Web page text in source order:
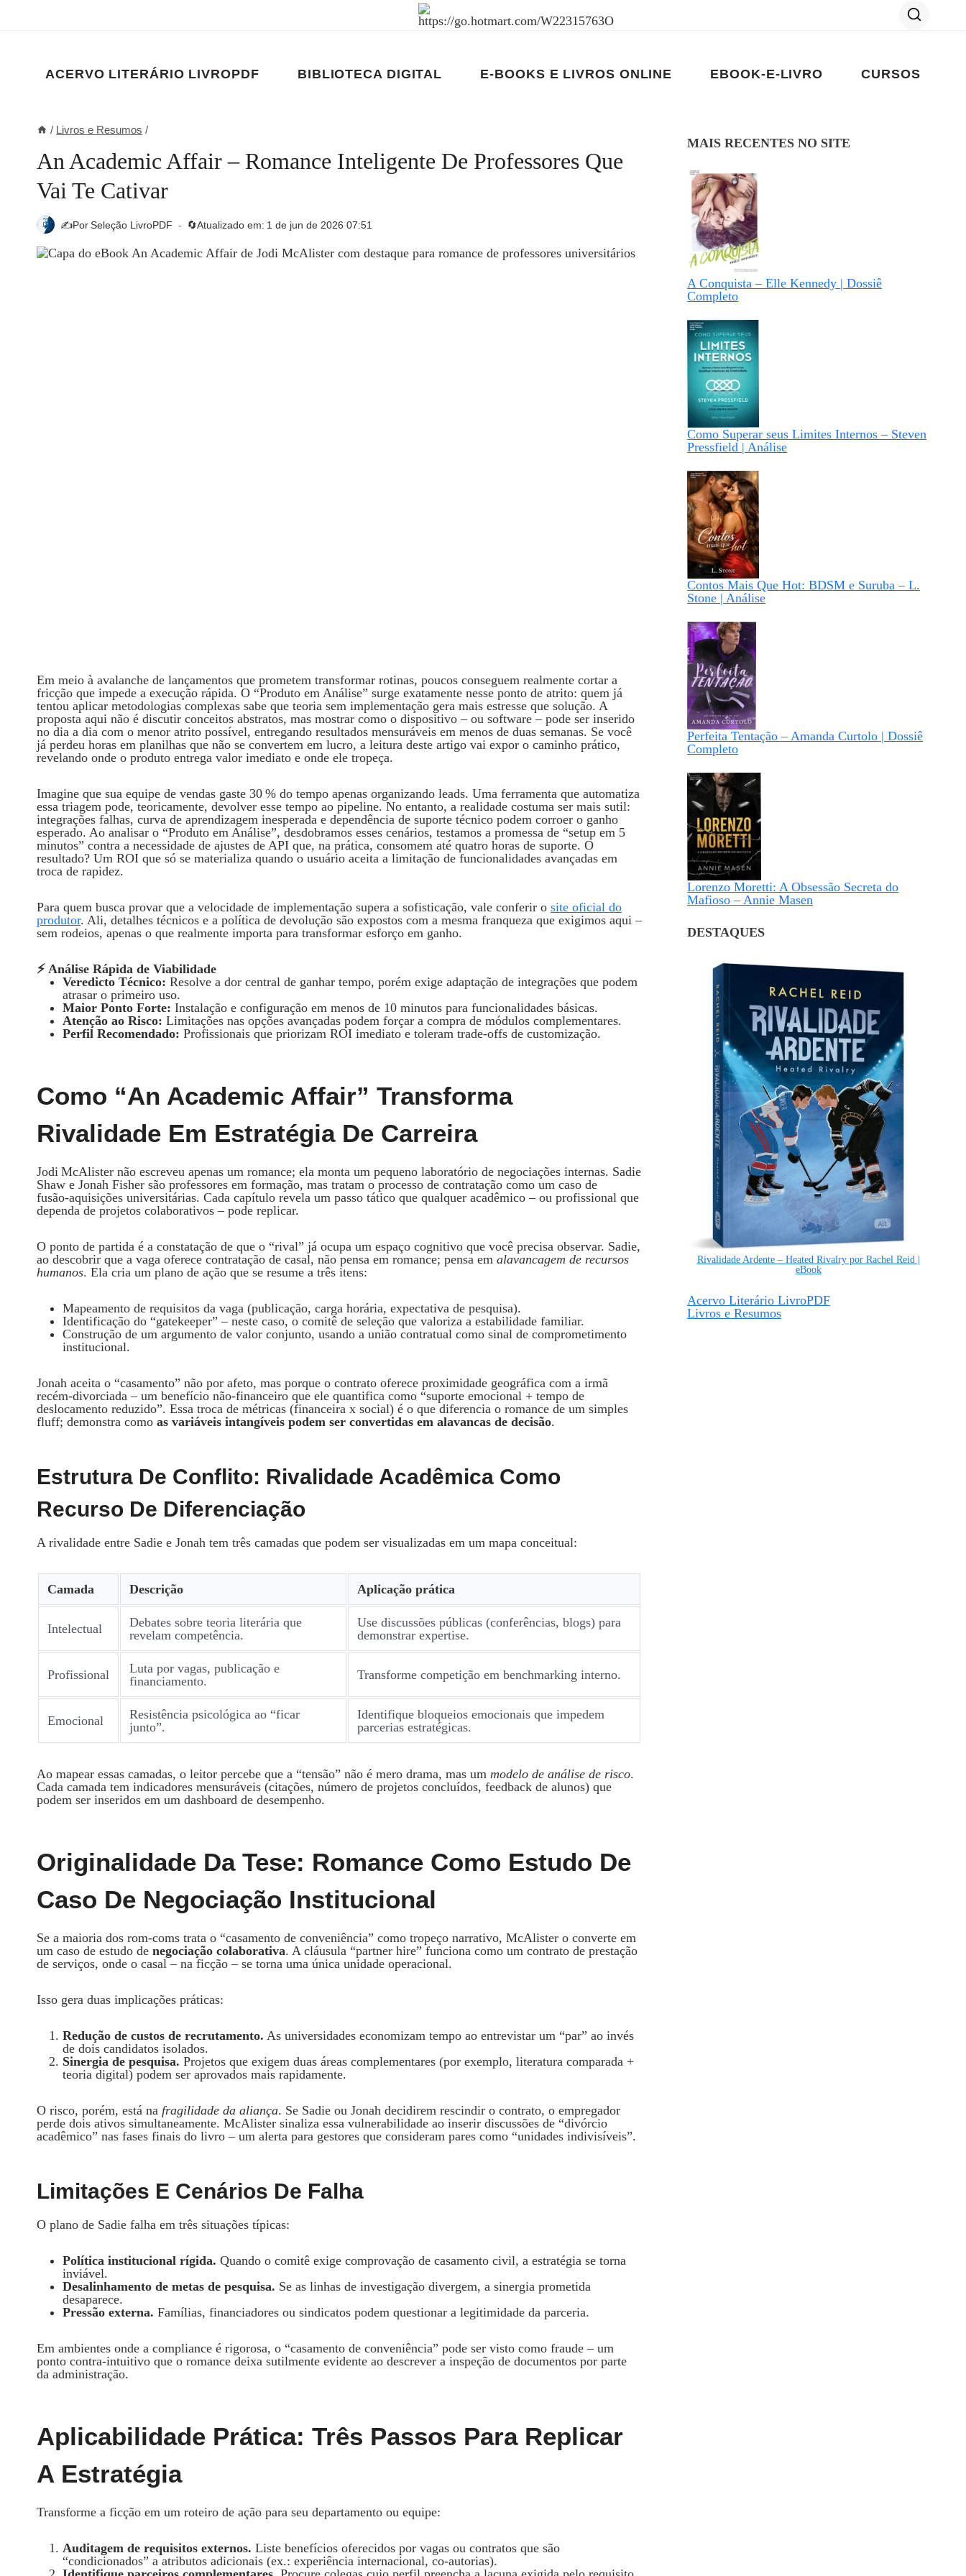
ACERVO LITERÁRIO LIVROPDF BIBLIOTECA DIGITAL E-BOOKS E LIVROS ONLINE EBOOK-E-LIVRO CURSOS
/ Livros e Resumos /
An Academic Affair – Romance Inteligente De Professores Que
Vai Te Cativar
✍️PorSeleção LivroPDF 🔄Atualizado em: 1 de jun de 2026 07:51
Em meio à avalanche de lançamentos que prometem transformar rotinas, poucos conseguem realmente cortar a
fricção que impede a execução rápida. O “Produto em Análise” surge exatamente nesse ponto de atrito: quem já
tentou aplicar metodologias complexas sabe que teoria sem implementação gera mais estresse que solução. A
proposta aqui não é discutir conceitos abstratos, mas mostrar como o dispositivo – ou software – pode ser inserido
no dia a dia com o menor atrito possível, entregando resultados mensuráveis em menos de duas semanas. Se você
já perdeu horas em planilhas que não se convertem em lucro, a leitura deste artigo vai expor o caminho prático,
revelando onde o produto entrega valor imediato e onde ele tropeça.
Imagine que sua equipe de vendas gaste 30 % do tempo apenas organizando leads. Uma ferramenta que automatiza
essa triagem pode, teoricamente, devolver esse tempo ao pipeline. No entanto, a realidade costuma ser mais sutil:
integrações falhas, curva de aprendizagem inesperada e dependência de suporte técnico podem corroer o ganho
esperado. Ao analisar o “Produto em Análise”, desdobramos esses cenários, testamos a promessa de “setup em 5
minutos” contra a necessidade de ajustes de API que, na prática, consomem até quatro horas de suporte. O
resultado? Um ROI que só se materializa quando o usuário aceita a limitação de funcionalidades avançadas em
troca de rapidez.
Para quem busca provar que a velocidade de implementação supera a sofisticação, vale conferir o site oficial do
produtor. Ali, detalhes técnicos e a política de devolução são expostos com a mesma franqueza que exigimos aqui –
sem rodeios, apenas o que realmente importa para transformar esforço em ganho.
⚡ Análise Rápida de Viabilidade
Veredicto Técnico: Resolve a dor central de ganhar tempo, porém exige adaptação de integrações que podem
atrasar o primeiro uso.
Maior Ponto Forte: Instalação e configuração em menos de 10 minutos para funcionalidades básicas.
Atenção ao Risco: Limitações nas opções avançadas podem forçar a compra de módulos complementares.
Perfil Recomendado: Profissionais que priorizam ROI imediato e toleram trade‑offs de customização.
Como “An Academic Affair” Transforma
Rivalidade Em Estratégia De Carreira
Jodi McAlister não escreveu apenas um romance; ela monta um pequeno laboratório de negociações internas. Sadie
Shaw e Jonah Fisher são professores em formação, mas tratam o processo de contratação como um caso de
fusão‑aquisições universitárias. Cada capítulo revela um passo tático que qualquer acadêmico – ou profissional que
dependa de projetos colaborativos – pode replicar.
O ponto de partida é a constatação de que o “rival” já ocupa um espaço cognitivo que você precisa observar. Sadie,
ao descobrir que a vaga oferece contratação de casal, não pensa em romance; pensa em alavancagem de recursos
humanos. Ela cria um plano de ação que se resume a três itens:
Mapeamento de requisitos da vaga (publicação, carga horária, expectativa de pesquisa).
Identificação do “gatekeeper” – neste caso, o comitê de seleção que valoriza a estabilidade familiar.
Construção de um argumento de valor conjunto, usando a união contratual como sinal de comprometimento
institucional.
Jonah aceita o “casamento” não por afeto, mas porque o contrato oferece proximidade geográfica com a irmã
recém‑divorciada – um benefício não‑financeiro que ele quantifica como “suporte emocional + tempo de
deslocamento reduzido”. Essa troca de métricas (financeira x social) é o que diferencia o romance de um simples
fluff; demonstra como as variáveis intangíveis podem ser convertidas em alavancas de decisão.
Estrutura De Conflito: Rivalidade Acadêmica Como
Recurso De Diferenciação
A rivalidade entre Sadie e Jonah tem três camadas que podem ser visualizadas em um mapa conceitual:
Camada Descrição Aplicação prática
Intelectual
Debates sobre teoria literária que
revelam competência.
Use discussões públicas (conferências, blogs) para
demonstrar expertise.
Profissional
Luta por vagas, publicação e
financiamento.
Transforme competição em benchmarking interno.
Emocional
Resistência psicológica ao “ficar
junto”.
Identifique bloqueios emocionais que impedem
parcerias estratégicas.
Ao mapear essas camadas, o leitor percebe que a “tensão” não é mero drama, mas um modelo de análise de risco.
Cada camada tem indicadores mensuráveis (citações, número de projetos concluídos, feedback de alunos) que
podem ser inseridos em um dashboard de desempenho.
Originalidade Da Tese: Romance Como Estudo De
Caso De Negociação Institucional
Se a maioria dos rom‑coms trata o “casamento de conveniência” como tropeço narrativo, McAlister o converte em
um caso de estudo de negociação colaborativa. A cláusula “partner hire” funciona como um contrato de prestação
de serviços, onde o casal – na ficção – se torna uma única unidade operacional.
Isso gera duas implicações práticas:
Redução de custos de recrutamento. As universidades economizam tempo ao entrevistar um “par” ao invés
de dois candidatos isolados.
Sinergia de pesquisa. Projetos que exigem duas áreas complementares (por exemplo, literatura comparada +
teoria digital) podem ser aprovados mais rapidamente.
O risco, porém, está na fragilidade da aliança. Se Sadie ou Jonah decidirem rescindir o contrato, o empregador
perde dois ativos simultaneamente. McAlister sinaliza essa vulnerabilidade ao inserir discussões de “divórcio
acadêmico” nas fases finais do livro – um alerta para gestores que consideram pares como “unidades indivisíveis”.
Limitações E Cenários De Falha
O plano de Sadie falha em três situações típicas:
Política institucional rígida. Quando o comitê exige comprovação de casamento civil, a estratégia se torna
inviável.
Desalinhamento de metas de pesquisa. Se as linhas de investigação divergem, a sinergia prometida
desaparece.
Pressão externa. Famílias, financiadores ou sindicatos podem questionar a legitimidade da parceria.
Em ambientes onde a compliance é rigorosa, o “casamento de conveniência” pode ser visto como fraude – um
ponto contra‑intuitivo que o romance deixa sutilmente evidente ao descrever a inspeção de documentos por parte
da administração.
Aplicabilidade Prática: Três Passos Para Replicar
A Estratégia
Transforme a ficção em um roteiro de ação para seu departamento ou equipe:
Auditagem de requisitos externos. Liste benefícios oferecidos por vagas ou contratos que são
“condicionados” a atributos adicionais (ex.: experiência internacional, co‑autorias).
MAIS RECENTES NO SITE
A Conquista – Elle Kennedy | Dossiê
Completo
Como Superar seus Limites Internos – Steven
Pressfield | Análise
Contos Mais Que Hot: BDSM e Suruba – L.
Stone | Análise
Perfeita Tentação – Amanda Curtolo | Dossiê
Completo
Lorenzo Moretti: A Obsessão Secreta do
Mafioso – Annie Masen
DESTAQUES
Rivalidade Ardente – Heated Rivalry por Rachel Reid |
eBook
Acervo Literário LivroPDF
Livros e Resumos